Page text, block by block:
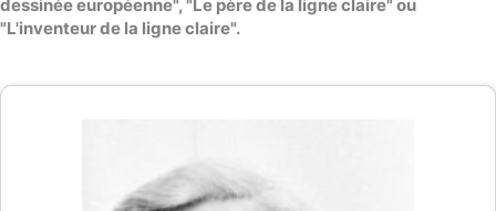
dessinée européenne", "Le père de la ligne claire" ou
"L'inventeur de la ligne claire".